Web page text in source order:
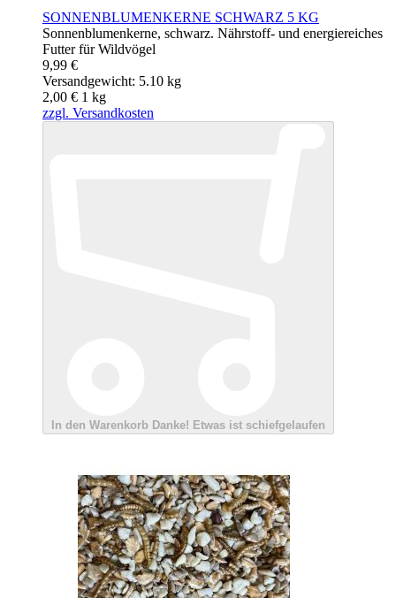
SONNENBLUMENKERNE SCHWARZ 5 KG
Sonnenblumenkerne, schwarz. Nährstoff- und energiereiches
Futter für Wildvögel
9,99 €
Versandgewicht: 5.10 kg
2,00 € 1 kg
zzgl. Versandkosten
In den Warenkorb Danke! Etwas ist schiefgelaufen